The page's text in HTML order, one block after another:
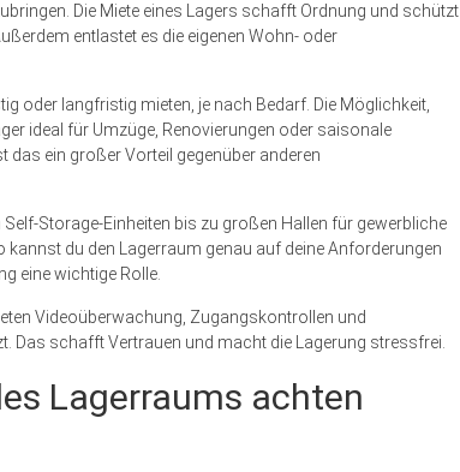
Die Miete eines Lagers schafft Ordnung und schützt
entlastet es die eigenen Wohn- oder
oder langfristig mieten, je nach Bedarf. Die Möglichkeit,
ideal für Umzüge, Renovierungen oder saisonale
das ein großer Vorteil gegenüber anderen
Storage-Einheiten bis zu großen Hallen für gewerbliche
kannst du den Lagerraum genau auf deine Anforderungen
eine wichtige Rolle.
Videoüberwachung, Zugangskontrollen und
Das schafft Vertrauen und macht die Lagerung stressfrei.
Lagerraums achten